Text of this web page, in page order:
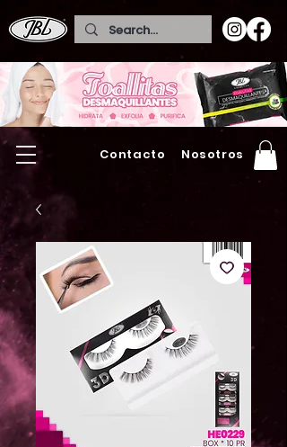
Contacto Nosotros